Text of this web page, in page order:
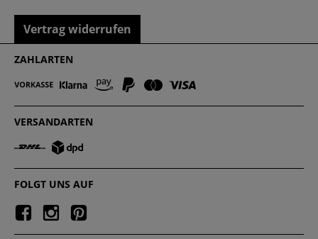
Vertrag widerrufen
ZAHLARTEN
VERSANDARTEN
FOLGT UNS AUF